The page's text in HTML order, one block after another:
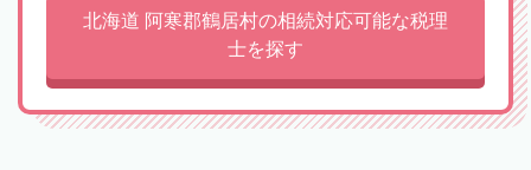
北海道 阿寒郡鶴居村の相続対応可能な税理
士を探す